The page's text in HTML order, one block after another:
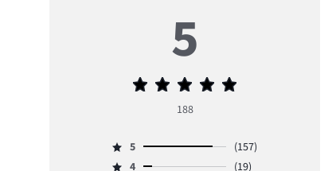
5
Średnia
5
188
Ocena
5
(157)
4
(19)